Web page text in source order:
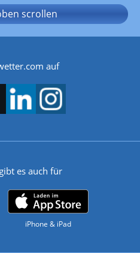
scrollen
auf
es auch für
iPhone & iPad